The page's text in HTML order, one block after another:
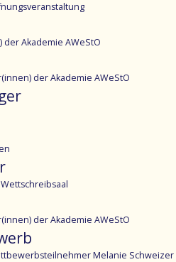
Akademie AWeStO
der Akademie AWeStO
der Akademie AWeStO
Melanie